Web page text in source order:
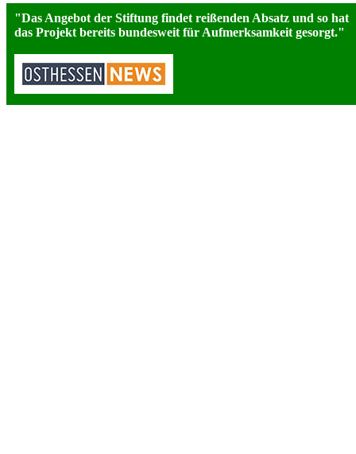
"Das Angebot der Stiftung findet reißenden Absatz und so hat
das Projekt bereits bundesweit für Aufmerksamkeit gesorgt."